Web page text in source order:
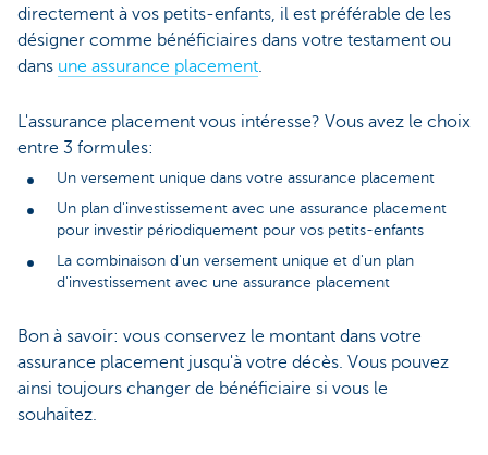
directement à vos petits-enfants, il est préférable de les
désigner comme bénéficiaires dans votre testament ou
dans une assurance placement.
L'assurance placement vous intéresse? Vous avez le choix
entre 3 formules:
Un versement unique dans votre assurance placement
Un plan d'investissement avec une assurance placement
pour investir périodiquement pour vos petits-enfants
La combinaison d'un versement unique et d'un plan
d'investissement avec une assurance placement
Bon à savoir: vous conservez le montant dans votre
assurance placement jusqu'à votre décès. Vous pouvez
ainsi toujours changer de bénéficiaire si vous le
souhaitez.